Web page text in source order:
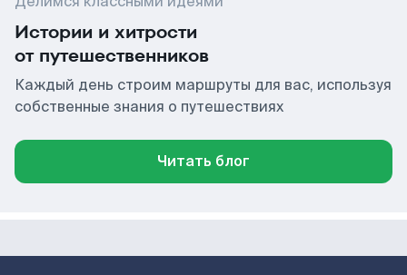
Истории и хитрости
от путешественников
Каждый день строим маршруты для вас, используя
собственные знания о путешествиях
Читать блог